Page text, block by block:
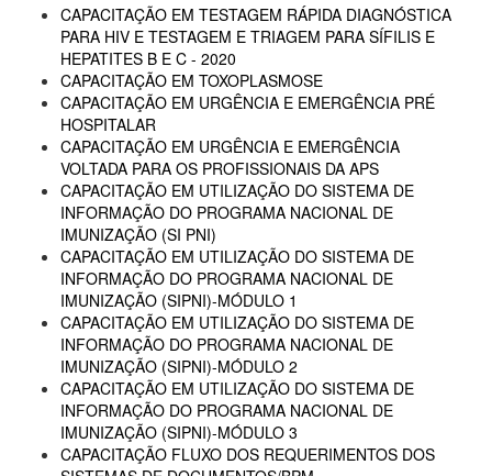
CAPACITAÇÃO EM TESTAGEM RÁPIDA DIAGNÓSTICA
PARA HIV E TESTAGEM E TRIAGEM PARA SÍFILIS E
HEPATITES B E C - 2020
CAPACITAÇÃO EM TOXOPLASMOSE
CAPACITAÇÃO EM URGÊNCIA E EMERGÊNCIA PRÉ
HOSPITALAR
CAPACITAÇÃO EM URGÊNCIA E EMERGÊNCIA
VOLTADA PARA OS PROFISSIONAIS DA APS
CAPACITAÇÃO EM UTILIZAÇÃO DO SISTEMA DE
INFORMAÇÃO DO PROGRAMA NACIONAL DE
IMUNIZAÇÃO (SI PNI)
CAPACITAÇÃO EM UTILIZAÇÃO DO SISTEMA DE
INFORMAÇÃO DO PROGRAMA NACIONAL DE
IMUNIZAÇÃO (SIPNI)-MÓDULO 1
CAPACITAÇÃO EM UTILIZAÇÃO DO SISTEMA DE
INFORMAÇÃO DO PROGRAMA NACIONAL DE
IMUNIZAÇÃO (SIPNI)-MÓDULO 2
CAPACITAÇÃO EM UTILIZAÇÃO DO SISTEMA DE
INFORMAÇÃO DO PROGRAMA NACIONAL DE
IMUNIZAÇÃO (SIPNI)-MÓDULO 3
CAPACITAÇÃO FLUXO DOS REQUERIMENTOS DOS